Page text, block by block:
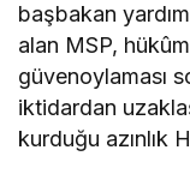
başbakan
alan MSP,
güvenoylaması
iktidardan
kurduğu azınlık